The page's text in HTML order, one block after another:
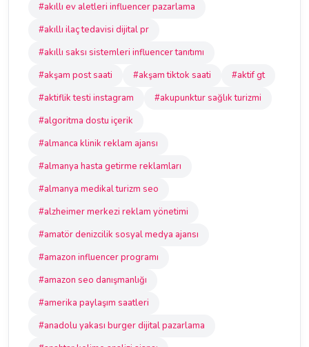
#akıllı ev aletleri influencer pazarlama
#akıllı ilaç tedavisi dijital pr
#akıllı saksı sistemleri influencer tanıtımı
#akşam post saati
#akşam tiktok saati
#aktif gt
#aktiflik testi instagram
#akupunktur sağlık turizmi
#algoritma dostu içerik
#almanca klinik reklam ajansı
#almanya hasta getirme reklamları
#almanya medikal turizm seo
#alzheimer merkezi reklam yönetimi
#amatör denizcilik sosyal medya ajansı
#amazon influencer programı
#amazon seo danışmanlığı
#amerika paylaşım saatleri
#anadolu yakası burger dijital pazarlama